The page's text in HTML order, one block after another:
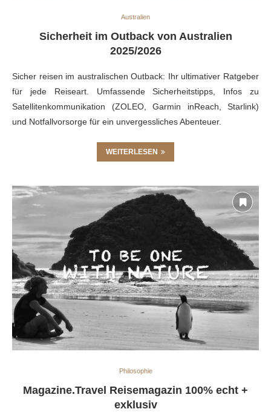
Australien
Sicherheit im Outback von Australien
2025/2026
Sicher reisen im australischen Outback: Ihr ultimativer Ratgeber
für jede Reiseart. Umfassende Sicherheitstipps, Infos zu
Satellitenkommunikation (ZOLEO, Garmin inReach, Starlink)
und Notfallvorsorge für ein unvergessliches Abenteuer.
WEITERLESEN
Philosophie
Magazine.Travel Reisemagazin 100% echt +
exklusiv